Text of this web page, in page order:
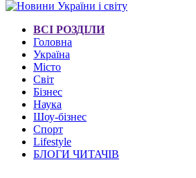
ВСІ РОЗДІЛИ
Головна
Україна
Місто
Світ
Бізнес
Наука
Шоу-бізнес
Спорт
Lifestyle
БЛОГИ ЧИТАЧІВ